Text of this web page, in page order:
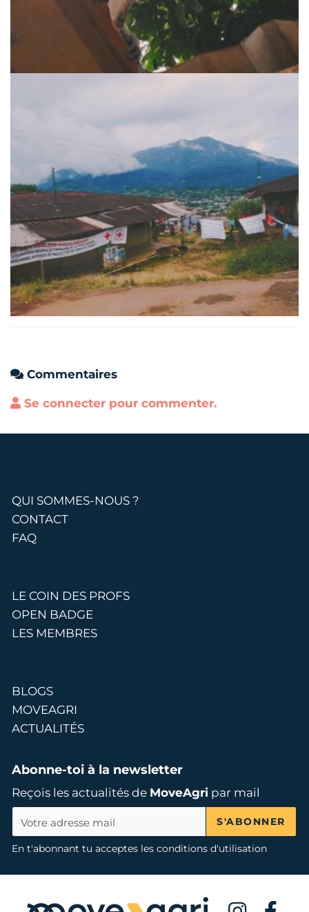
Commentaires
Se connecter pour commenter.
QUI SOMMES-NOUS ?
CONTACT
FAQ
LE COIN DES PROFS
OPEN BADGE
LES MEMBRES
BLOGS
MOVEAGRI
ACTUALITÉS
Abonne-toi à la newsletter
Reçois les actualités de MoveAgripar mail
S'ABONNER
En t'abonnant tu acceptes les conditions d'utilisation